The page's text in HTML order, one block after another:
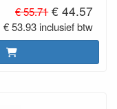
€ 55.71 € 44.57
€ 53.93 inclusief btw